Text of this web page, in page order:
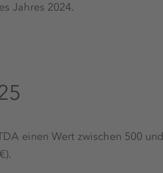
Jahres 2024.
einen Wert zwischen 500 und